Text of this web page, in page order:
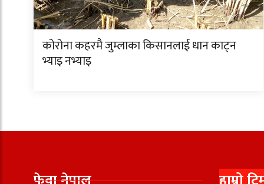
कोरोना कहरमै जुम्लाका किसानलाई धान काट्न
भ्याइ नभ्याइ